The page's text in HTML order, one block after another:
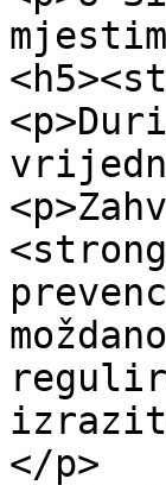
</p>